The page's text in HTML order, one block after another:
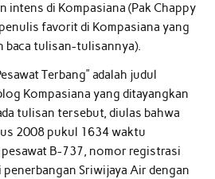
intens di Kompasiana (Pak Chappy
favorit di Kompasiana yang
baca tulisan-tulisannya).
Terbang” adalah judul
Kompasiana yang ditayangkan
tulisan tersebut, diulas bahwa
2008 pukul 1634 waktu
B-737, nomor registrasi
penerbangan Sriwijaya Air dengan